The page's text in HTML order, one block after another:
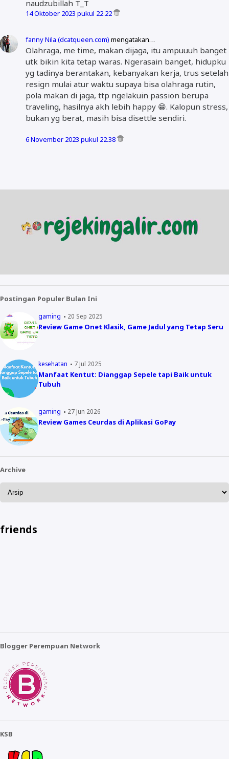
naudzubillah T_T
14 Oktober 2023 pukul 22.22
fanny Nila (dcatqueen.com) mengatakan…
Olahraga, me time, makan dijaga, itu ampuuuh banget
utk bikin kita tetap waras. Ngerasain banget, hidupku
yg tadinya berantakan, kebanyakan kerja, trus setelah
resign mulai atur waktu supaya bisa olahraga rutin,
pola makan di jaga, ttp ngelakuin passion berupa
traveling, hasilnya akh lebih happy 😁. Kalopun stress,
bukan yg berat, masih bisa disettle sendiri.
6 November 2023 pukul 22.38
Postingan Populer Bulan Ini
gaming 20 Sep 2025
Review Game Onet Klasik, Game Jadul yang Tetap Seru
kesehatan 7 Jul 2025
Manfaat Kentut: Dianggap Sepele tapi Baik untuk
Tubuh
gaming 27 Jun 2026
Review Games Ceurdas di Aplikasi GoPay
Archive
friends
Blogger Perempuan Network
KSB